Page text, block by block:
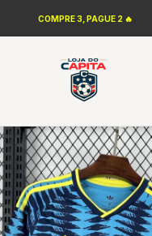
LANÇAMENTOS DA NBA 🏀